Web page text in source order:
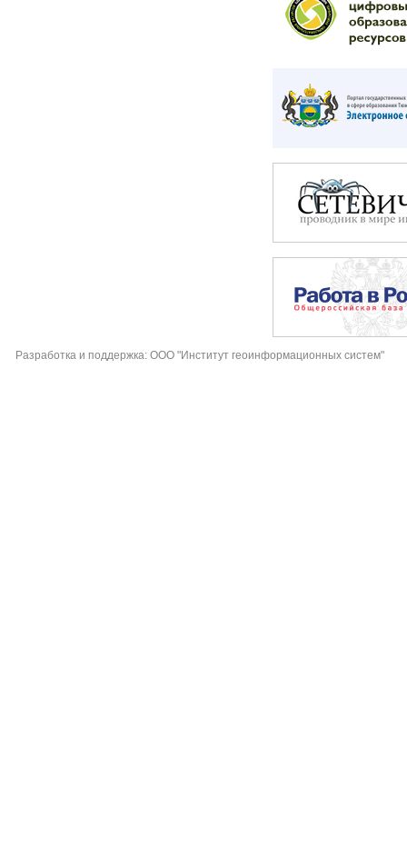
Разработка и поддержка: ООО "Институт геоинформационных систем"